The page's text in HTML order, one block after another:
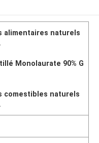
alimentaires naturels
Monolaurate 90% G
comestibles naturels